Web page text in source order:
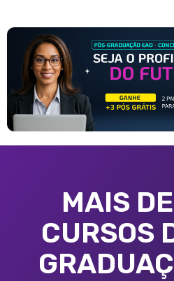
MAIS
CURSOS